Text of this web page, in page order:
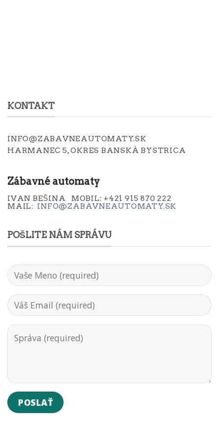
KONTAKT
INFO@ZABAVNEAUTOMATY.SK
HARMANEC 5, OKRES BANSKÁ BYSTRICA
Zábavné automaty
IVAN BEŠINA MOBIL: +421 915 870 222
MAIL: INFO@ZABAVNEAUTOMATY.SK
POŠLITE NÁM SPRÁVU